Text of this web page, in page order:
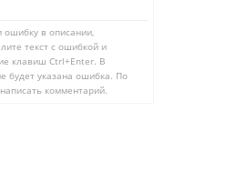
ошибку в описании,
текст с ошибкой и
клавиш Ctrl+Enter. В
будет указана ошибка. По
комментарий.